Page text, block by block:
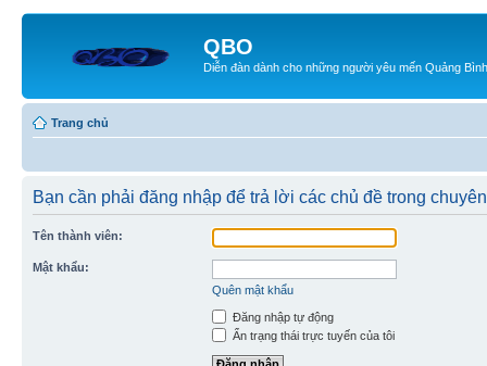
QBO
Diễn đàn dành cho những người yêu mến Quảng Bình
Trang chủ
Bạn cần phải đăng nhập để trả lời các chủ đề trong
Tên thành viên:
Mật khẩu:
Quên mật khẩu
Đăng nhập tự động
Ẩn trạng thái trực tuyến của tôi